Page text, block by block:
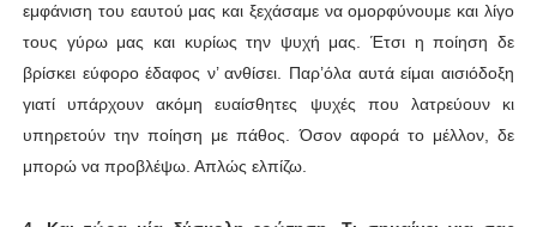
εμφάνιση του εαυτού μας και ξεχάσαμε να ομορφύνουμε και λίγο
τους γύρω μας και κυρίως την ψυχή μας. Έτσι η ποίηση δε
βρίσκει εύφορο έδαφος ν’ ανθίσει. Παρ’όλα αυτά είμαι αισιόδοξη
γιατί υπάρχουν ακόμη ευαίσθητες ψυχές που λατρεύουν κι
υπηρετούν την ποίηση με πάθος. Όσον αφορά το μέλλον, δε
μπορώ να προβλέψω. Απλώς ελπίζω.